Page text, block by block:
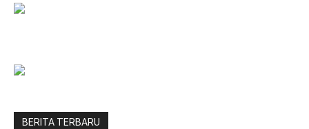
BERITA TERBARU